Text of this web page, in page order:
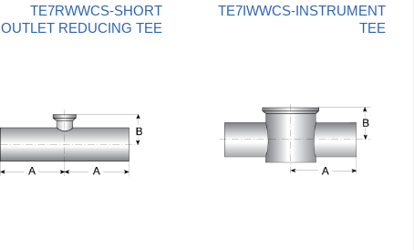
TE7IWWCS-INSTRUMENT
TEE
TE7RWWCS-SHORT
OUTLET REDUCING TEE